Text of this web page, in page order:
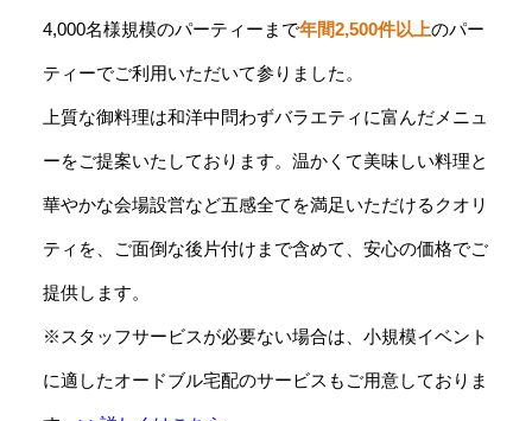
4,000名様規模のパーティーまで年間2,500件以上のパー
ティーでご利用いただいて参りました。
上質な御料理は和洋中問わずバラエティに富んだメニュ
ーをご提案いたしております。温かくて美味しい料理と
華やかな会場設営など五感全てを満足いただけるクオリ
ティを、ご面倒な後片付けまで含めて、安心の価格でご
提供します。
※スタッフサービスが必要ない場合は、小規模イベント
に適したオードブル宅配のサービスもご用意しておりま